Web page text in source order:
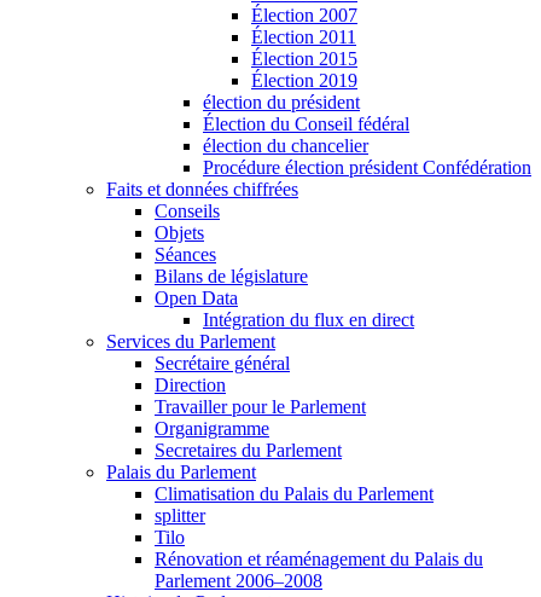
Élection 2007
Élection 2011
Élection 2015
Élection 2019
élection du président
Élection du Conseil fédéral
élection du chancelier
Procédure élection président Confédération
Faits et données chiffrées
Conseils
Objets
Séances
Bilans de législature
Open Data
Intégration du flux en direct
Services du Parlement
Secrétaire général
Direction
Travailler pour le Parlement
Organigramme
Secretaires du Parlement
Palais du Parlement
Climatisation du Palais du Parlement
splitter
Tilo
Rénovation et réaménagement du Palais du
Parlement 2006–2008